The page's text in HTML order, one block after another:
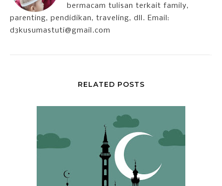
bermacam tulisan terkait family,
parenting, pendidikan, traveling, dll. Email:
d3kusumastuti@gmail.com
RELATED POSTS